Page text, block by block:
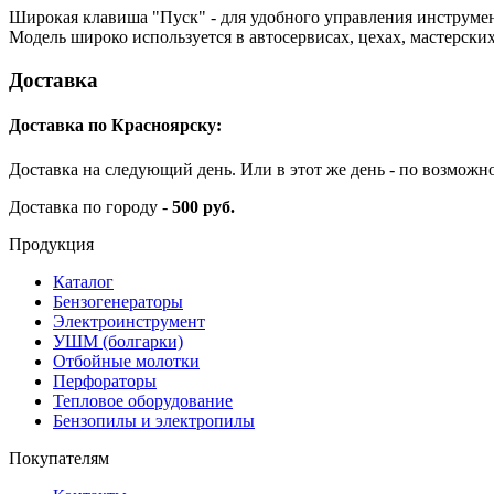
Широкая клавиша "Пуск" - для удобного управления
Модель широко используется в автосервисах, цехах,
Доставка
Доставка по Красноярску:
Доставка на следующий день. Или в этот же день - по
Доставка по городу - 500 руб.
Продукция
Каталог
Бензогенераторы
Электроинструмент
УШМ (болгарки)
Отбойные молотки
Перфораторы
Тепловое оборудование
Бензопилы и электропилы
Покупателям